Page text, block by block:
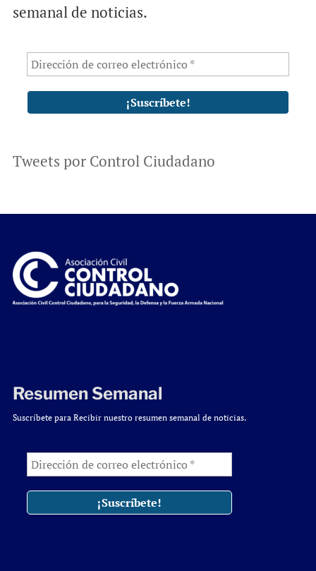
semanal de noticias.
Tweets por Control Ciudadano
Resumen Semanal
Suscríbete para Recibir nuestro resumen semanal de noticias.